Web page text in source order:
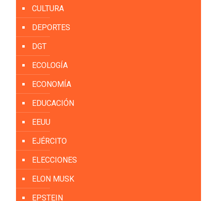
CULTURA
DEPORTES
DGT
ECOLOGÍA
ECONOMÍA
EDUCACIÓN
EEUU
EJÉRCITO
ELECCIONES
ELON MUSK
EPSTEIN